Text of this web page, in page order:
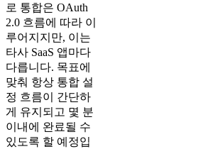
로 통합은 OAuth
2.0 흐름에 따라 이
루어지지만, 이는
타사 SaaS 앱마다
다릅니다. 목표에
맞춰 항상 통합 설
정 흐름이 간단하
게 유지되고 몇 분
이내에 완료될 수
있도록 할 예정입